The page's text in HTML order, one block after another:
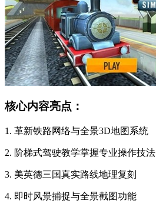
核心内容亮点：
1. 革新铁路网络与全景3D地图系统
2. 阶梯式驾驶教学掌握专业操作技法
3. 美英德三国真实路线地理复刻
4. 即时风景捕捉与全景截图功能